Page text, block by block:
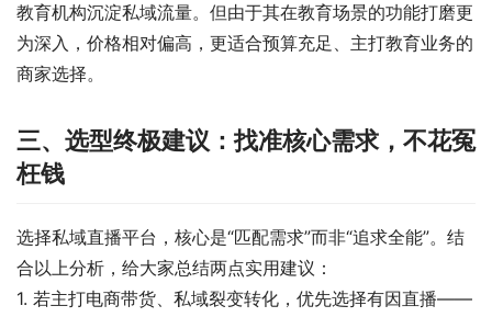
教育机构沉淀私域流量。但由于其在教育场景的功能打磨更
为深入，价格相对偏高，更适合预算充足、主打教育业务的
商家选择。
三、选型终极建议：找准核心需求，不花冤
枉钱
选择私域直播平台，核心是“匹配需求”而非“追求全能”。结
合以上分析，给大家总结两点实用建议：
1. 若主打电商带货、私域裂变转化，优先选择有因直播——